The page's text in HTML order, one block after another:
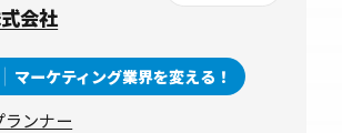
会社
マーケティング業界を変える！
ランナー